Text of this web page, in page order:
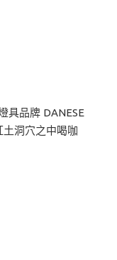
具品牌 DANESE
土洞穴之中喝咖